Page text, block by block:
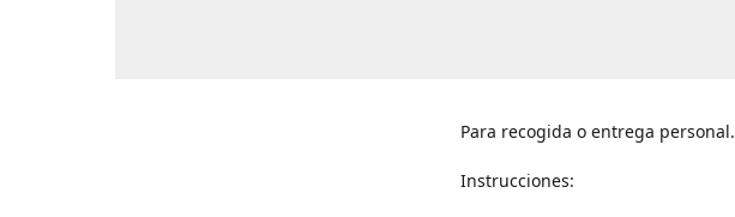
Para recogida o entrega personal.
Instrucciones: